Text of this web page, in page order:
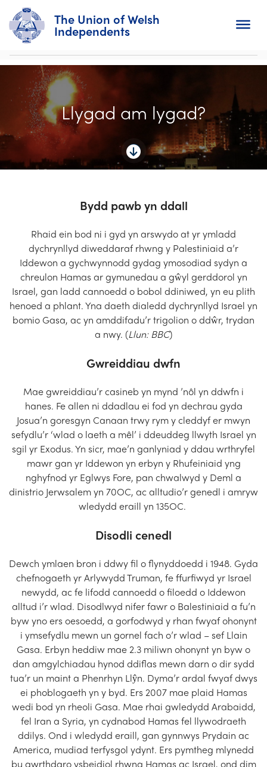
The Union of Welsh
Independents
Home
About
For Churches
News
Church Finder
Training
Llygad am lygad?
Bydd pawb yn ddall
Rhaid ein bod ni i gyd yn arswydo at yr ymladd
dychrynllyd diweddaraf rhwng y Palestiniaid a’r
Iddewon a gychwynnodd gydag ymosodiad sydyn a
chreulon Hamas ar gymunedau a gŵyl gerddorol yn
Israel, gan ladd cannoedd o bobol ddiniwed, yn eu plith
henoed a phlant. Yna daeth dialedd dychrynllyd Israel yn
bomio Gasa, ac yn amddifadu’r trigolion o ddŵr, trydan
a nwy. (Llun: BBC)
Gwreiddiau dwfn
Mae gwreiddiau’r casineb yn mynd ’nôl yn ddwfn i
hanes. Fe allen ni ddadlau ei fod yn dechrau gyda
Josua’n goresgyn Canaan trwy rym y cleddyf er mwyn
sefydlu’r ‘wlad o laeth a mêl’ i ddeuddeg llwyth Israel yn
sgil yr Exodus. Yn sicr, mae’n ganlyniad y ddau wrthryfel
mawr gan yr Iddewon yn erbyn y Rhufeiniaid yng
nghyfnod yr Eglwys Fore, pan chwalwyd y Deml a
dinistrio Jerwsalem yn 70OC, ac alltudio’r genedl i amryw
wledydd eraill yn 135OC.
Disodli cenedl
Dewch ymlaen bron i ddwy fil o flynyddoedd i 1948. Gyda
chefnogaeth yr Arlywydd Truman, fe ffurfiwyd yr Israel
newydd, ac fe lifodd cannoedd o filoedd o Iddewon
alltud i’r wlad. Disodlwyd nifer fawr o Balestiniaid a fu’n
byw yno ers oesoedd, a gorfodwyd y rhan fwyaf ohonynt
i ymsefydlu mewn un gornel fach o’r wlad – sef Llain
Gasa. Erbyn heddiw mae 2.3 miliwn ohonynt yn byw o
dan amgylchiadau hynod ddiflas mewn darn o dir sydd
tua’r un maint a Phenrhyn Llŷn. Dyma’r ardal fwyaf dwys
ei phoblogaeth yn y byd. Ers 2007 mae plaid Hamas
wedi bod yn rheoli Gasa. Mae rhai gwledydd Arabaidd,
fel Iran a Syria, yn cydnabod Hamas fel llywodraeth
ddilys. Ond i wledydd eraill, gan gynnwys Prydain ac
America, mudiad terfysgol ydynt. Ers pymtheg mlynedd
bu gwrthdaro ysbeidiol rhwng Hamas ac Israel, ond dim